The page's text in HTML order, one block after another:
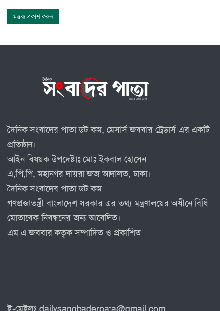
দৈনিক সংবাদের পাতা ডট কম, মেসার্স জববার ট্রেডার্স এর একটি
প্রতিষ্ঠান।
আইন বিষয়ক উপদেষ্টাঃ মোঃ ইকবাল হোসেন
এ,পি,পি, মহানগর দায়রা জজ আদালত, ঢাকা।
দৈনিক সংবাদের পাতা ডট কম
গণপ্রজাতন্ত্রী বাংলাদেশ সরকার এর তথ্য মন্ত্রণালয়ের অধীনে বিধি
মোতাবেক নিবন্ধনের জন্য আবেদিত।
এম এ জববার কতৃক সম্পাদিত ও প্রকাশিত
ই-মেইলঃ dailysangbaderpata@gmail.com